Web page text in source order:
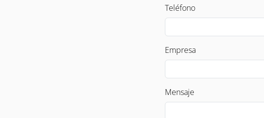
Teléfono
Empresa
Mensaje